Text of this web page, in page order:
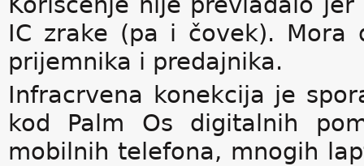
IC zrake (pa i čovek). Mora
prijemnika i predajnika.
Infracrvena konekcija je
kod Palm Os digitalnih
mobilnih telefona, mnogih